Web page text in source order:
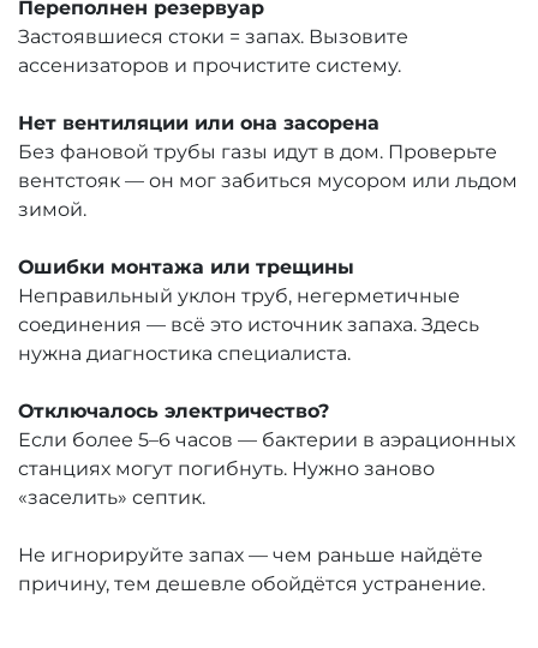
Переполнен резервуар
Застоявшиеся стоки = запах. Вызовите
ассенизаторов и прочистите систему.
Нет вентиляции или она засорена
Без фановой трубы газы идут в дом. Проверьте
вентстояк — он мог забиться мусором или льдом
зимой.
Ошибки монтажа или трещины
Неправильный уклон труб, негерметичные
соединения — всё это источник запаха. Здесь
нужна диагностика специалиста.
Отключалось электричество?
Если более 5–6 часов — бактерии в аэрационных
станциях могут погибнуть. Нужно заново
«заселить» септик.
Не игнорируйте запах — чем раньше найдёте
причину, тем дешевле обойдётся устранение.